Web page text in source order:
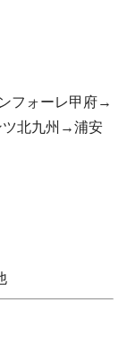
フォーレ甲府→
北九州→浦安